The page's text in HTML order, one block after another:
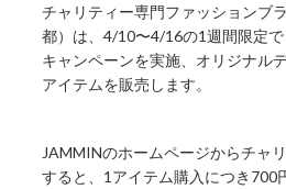
チャリティー専門ファッションブ
都）は、4/10〜4/16の1週間限定
キャンペーンを実施、オリジナル
アイテムを販売します。
JAMMINのホームページからチャ
すると、1アイテム購入につき700